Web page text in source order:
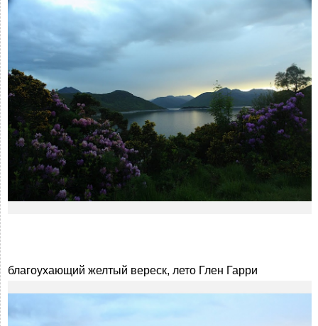
благоухающий желтый вереск, лето Глен Гарри